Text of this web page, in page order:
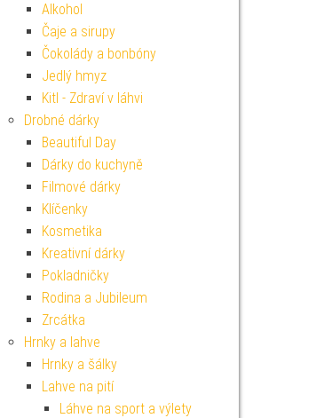
Alkohol
Čaje a sirupy
Čokolády a bonbóny
Jedlý hmyz
Kitl - Zdraví v láhvi
Drobné dárky
Beautiful Day
Dárky do kuchyně
Filmové dárky
Klíčenky
Kosmetika
Kreativní dárky
Pokladničky
Rodina a Jubileum
Zrcátka
Hrnky a lahve
Hrnky a šálky
Lahve na pití
Láhve na sport a výlety